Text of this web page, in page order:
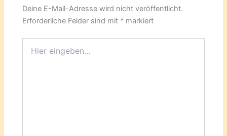
Deine E-Mail-Adresse wird nicht veröffentlicht.
Erforderliche Felder sind mit * markiert
eingeben…